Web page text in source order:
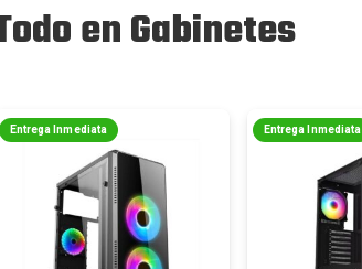
en Gabinetes
Entrega Inmediata Entrega Inmediata